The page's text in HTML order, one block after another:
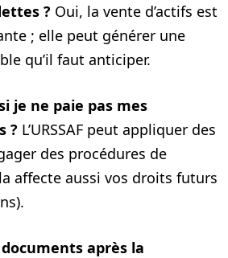
? Oui, la vente d’actifs est
; elle peut générer une
qu’il faut anticiper.
je ne paie pas mes
? L’URSSAF peut appliquer des
des procédures de
affecte aussi vos droits futurs
après la